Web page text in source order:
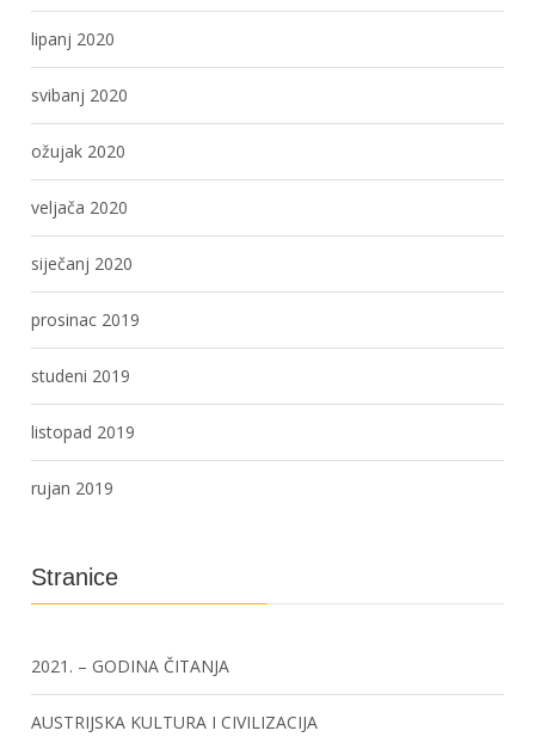
lipanj 2020
svibanj 2020
ožujak 2020
veljača 2020
siječanj 2020
prosinac 2019
studeni 2019
listopad 2019
rujan 2019
Stranice
2021. – GODINA ČITANJA
AUSTRIJSKA KULTURA I CIVILIZACIJA